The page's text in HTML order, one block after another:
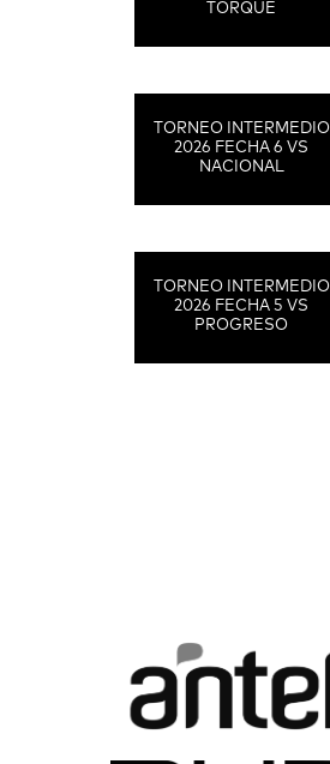
TORQUE
TORNEO INTERMEDIO
2026 FECHA 6 VS
NACIONAL
TORNEO INTERMEDIO
2026 FECHA 5 VS
PROGRESO